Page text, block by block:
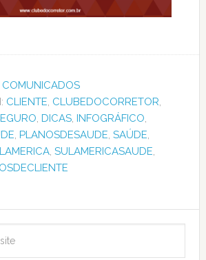
COMUNICADOS
CLIENTE, CLUBEDOCORRETOR,
, DICAS, INFOGRÁFICO,
, PLANOSDESAUDE, SAÚDE,
, SULAMERICASAUDE,